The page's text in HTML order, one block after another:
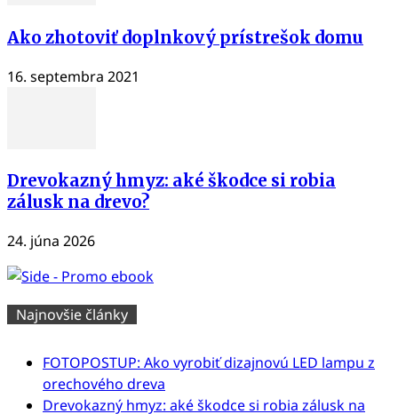
Ako zhotoviť doplnkový prístrešok domu
16. septembra 2021
Drevokazný hmyz: aké škodce si robia
zálusk na drevo?
24. júna 2026
Najnovšie články
FOTOPOSTUP: Ako vyrobiť dizajnovú LED lampu z
orechového dreva
Drevokazný hmyz: aké škodce si robia zálusk na